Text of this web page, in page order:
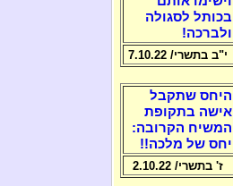
בכותל לסגולה
ולברכה!
י"ב בתשרי/ 7.10.22
היחס שתקבל
אישה בתקופת
המשיח הקרובה:
יחס של מלכה!!
ז' בתשרי/ 2.10.22